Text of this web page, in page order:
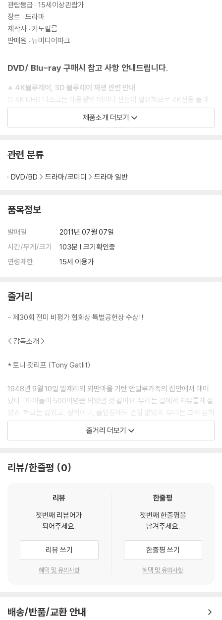
관람등급 : 15세이상관람가
장르 : 드라마
제작사 : 키노필름
판매원 : 뉴미디어파크
DVD/ Blu-ray 구매시 참고 사항 안내드립니다.
※ 4K블루레이, 3D 블루레이 재생 관련 안내
1) 4K UHD 디스크는 대용량의 데이터 전송이 필요하므로 4K전용 플레
이어를 사용하셔야 합니다. 더불어 플레이어 소프트웨어 최신 버전의 업데
이트, 대용량 케이블 사용이 필수입니다.
1) 제작/배송 과정에서 경미한 아웃케이스 주름, 모서리 눌림 및 갈라짐이
다.
있습니다.
3) 렌티큘러 스틸북의 경우, 보호필름이 붙어 판매되기도 합니다. 보호필
4) 본품 보호를 위해 노란색의 카톤 박스로 재포장한 경우, 카톤박스 손상
5) 아웃케이스/구성품/포장 상태 불량에 의한 교환/반품 신청시 불량 확
인을 위해 개봉 시의 동영상을 요청할 수 있으며, 동영상이 없는 경우 교
환/반품이 제한될 수 있습니다.
※ 디스크 재생 불량
가하니 최신 소프트웨어로 업데이트된 DVD/BD 전용 기기에서 재생하실
2) 정전기와 먼지로 인해 재생이 원활하지 않은 경우가 있습니다. 디스크
를 마른 천으로 닦으시거나, DVD 클리너 등 전용 제품을 이용하면 대부분
해결됩니다.
3) 일부 PC 연결형 ODD의 경우 호환 상의 문제로 정상적인 디스크도 재
생이 불가능한 경우가 있습니다. 독립형 전용 플레이어 사용을 권장드리
디스크에 미세한 잔 흠집이 남아있거나 인쇄 면이 깨끗하지 않은 경우가
있으며, 상품의 불량이 아닙니다. 단, 재생에 이상이 있는 경우에는 불량으
로 인한 반품/교환이 가능합니다.
※ 교환/반품 안내
1) 불량으로 인한 교환/반품 요청 시에는 불량 확인을 위해 개봉 시의 동영
2) 사양 오인지, 오 구매, 변심 사유로의 반품은 제품 개봉 전에만 운임비
제품소개 더보기
관련 분류
DVD/BD 드라마/코미디 드라마 일반
품목정보
발매일
2011년 07월 07일
시간/무게/크기
103분 | 크기확인중
연령제한
15세 이용가
줄거리
- 제30회 전미 비평가 협회상 특별공헌상 수상!!
< 감독소개 >
* 토니 갓리프 (Tony Gatlif)
1948년 9월 10일 알제리의 외딴마을 기탄 안달루가족의 집안에서 태어
났다. "아이들이 500여명쯤 되었던 것 같아요. 우리는 길에서 자유롭게 살
았죠. 학교는 싫었고, 성적이나, 졸업장에도 관심 없었죠. 우리는 그저 갇혀
사는 것이 싫었습니다.
할 줄 누가 알았겠어요. 그가 16미리 필름 프로젝터를 구입한 겁니다. 교내
로 저의 영화인생의 시작이랍니다."
가족과 헤어져 빈털터리로 14살에 프랑스에 도착해 구두수선공일로 길거
리를 떠돌며 살았다. 소년원을 경험하기도 하였지만 그의 가슴엔 언제나
영화와 함께였다.
그는 14살에 프랑스에 건너와. 마르세유와 파리사이를 방랑하며, 돈 한 푼
그는 운이 좋게도 파리에 있는 재활원에 보내지고 그를 추천해주는 한 의
줄거리 더보기
리뷰/한줄평 0
리뷰
첫번째 리뷰어가
되어주세요.
리뷰 쓰기
혜택 및 유의사항
한줄평
첫번째 한줄평을
남겨주세요.
한줄평 쓰기
혜택 및 유의사항
배송/반품/교환 안내